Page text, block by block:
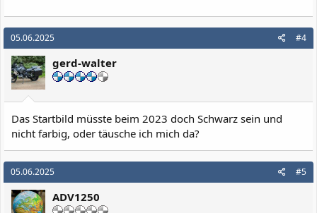
Bei Interesse bitte PN.
Das ist ein Privatverkauf, es gibt keine Garantie oder Rücknahme.
05.06.2025 #4
gerd-walter
Das Startbild müsste beim 2023 doch Schwarz sein und
nicht farbig, oder täusche ich mich da?
05.06.2025 #5
ADV1250